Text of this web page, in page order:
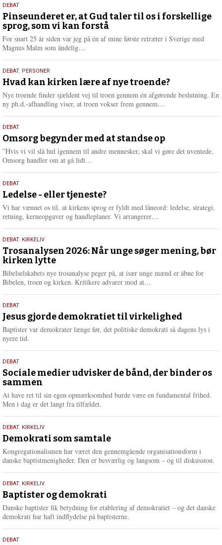
5.
august
2026
DEBAT
Pinseunderet er, at Gud taler til os i forskellige
sprog, som vi kan forstå
For snart 25 år siden var jeg på én af mine første retræter i Sverige med
Magnus Malm som åndelig…
e
r
e
25.
juli
2026
DEBAT, PERSONER
Hvad kan kirken lære af nye troende?
Nye troende finder sjældent vej til troen gennem én afgørende beslutning. En
ny ph.d.-afhandling viser, at troen vokser frem gennem…
e
r
e
9.
juli
2026
DEBAT
Omsorg begynder med at standse op
”Hvis vi vil slå hul igennem til andre mennesker, skal vi gøre det uventede.
Omsorg handler om at gå lidt…
e
r
e
10.
juni
2026
DEBAT
Ledelse - eller tjeneste?
Vi har vænnet os til, at kirkens sprog er fyldt med låneord: ledelse, strategi,
retning, kerneopgaver og handleplaner. Vi arrangerer…
e
2.
juni
2026
DEBAT, KIRKELIV
Trosanalysen 2026: Når unge søger mening, bør
kirken lytte
Bibelselskabets nye trosanalyse peger på, at især unge mænd er åbne for
Bibelen, troen og kirken. Kritikere advarer mod at…
e
r
18.
maj
2026
DEBAT
Jesus gjorde demokratiet til virkelighed
Baptister var demokrater længe før, det politiske demokrati så dagens lys i
nyere tid.
18.
maj
2026
DEBAT
Sociale medier udvisker de bånd, der binder os
sammen
At have ret til sin egen opmærksomhed burde være en fundamental frihed.
Men i dag er det langt fra tilfældet.
18.
maj
2026
DEBAT, KIRKELIV
Demokrati som samtale
Kongregationalismen har været den gennemgående organisationsform i
danske baptistmenigheder. Den er besværlig og langsom – og til diskussion.
18.
maj
2026
DEBAT, KIRKELIV
Baptister og demokrati
Danske baptister fik betydning for etablering af demokratiet – og det danske
demokrati har haft indflydelse på baptisterne.
18.
DEBAT